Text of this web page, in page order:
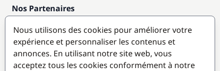
Nos Partenaires
Destinations populaires
Nous utilisons des cookies pour améliorer votre
expérience et personnaliser les contenus et
annonces. En utilisant notre site web, vous
acceptez tous les cookies conformément à notre